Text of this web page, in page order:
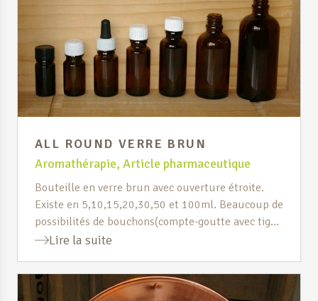
ALL ROUND VERRE BRUN
Aromathérapie, Article pharmaceutique
Bouteille en verre brun avec ouverture étroite.
Existe en 5,10,15,20,30,50 et 100ml. Beaucoup de
possibilités de bouchons(compte-goutte avec tige
en verre, compte-goutte homéopathique,
vaporisateur nasal, vaporisateur buccal ou
bouchon simple.
Lire la suite